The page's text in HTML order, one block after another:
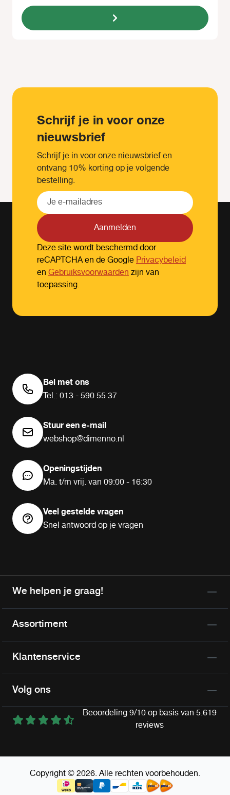
Schrijf je in voor onze
nieuwsbrief
Schrijf je in voor onze nieuwsbrief en
ontvang 10% korting op je volgende
bestelling.
Aanmelden
Deze site wordt beschermd door
reCAPTCHA en de GooglePrivacybeleid
en Gebruiksvoorwaardenzijn van
toepassing.
Bel met ons
Tel.: 013 - 590 55 37
Stuur een e-mail
webshop@dimenno.nl
Openingstijden
Ma. t/m vrij. van 09:00 - 16:30
Veel gestelde vragen
Snel antwoord op je vragen
We helpen je graag!
Assortiment
Klantenservice
Volg ons
Beoordeling 9/10 op basis van 5.619
reviews
Copyright © 2026. Alle rechten voorbehouden.